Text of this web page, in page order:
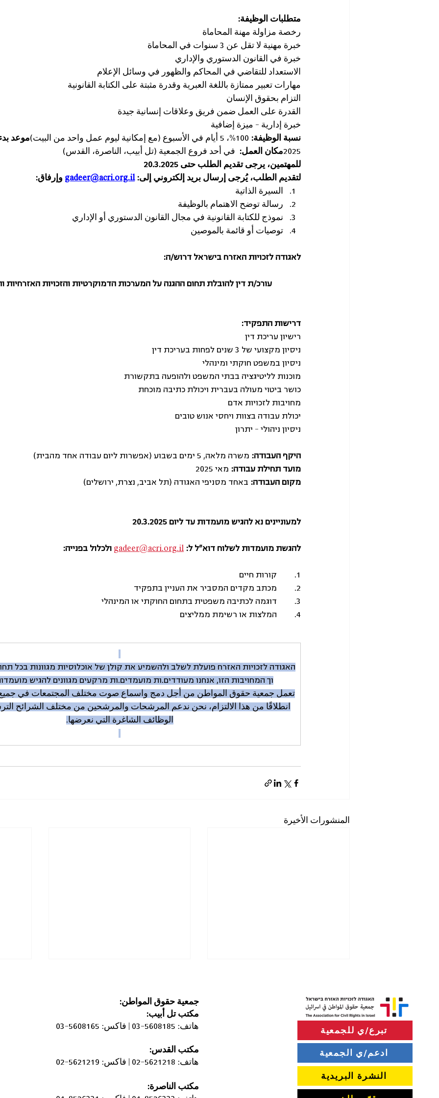
متطلبات الوظيفة:
رخصة مزاولة مهنة المحاماة
خبرة مهنية لا تقل عن 3 سنوات في المحاماة
خبرة في القانون الدستوري والإداري
الاستعداد للتقاضي في المحاكم والظهور في وسائل الإعلام
مهارات تعبير ممتازة باللغة العبرية وقدرة مثبتة على الكتابة القانونية
التزام بحقوق الإنسان
القدرة على العمل ضمن فريق وعلاقات إنسانية جيدة
خبرة إدارية – ميزة إضافية
نسبة الوظيفة: 100%، 5 أيام في الأسبوع (مع إمكانية ليوم عمل واحد من البيت) موعد
2025مكان العمل:
في أحد فروع الجمعية (تل أبيب، الناصرة، القدس)
للمهتمين، يرجى تقديم الطلب حتى 20.3.2025
لتقديم الطلب، يُرجى إرسال بريد إلكتروني إلى: gadeer@acri.org.il وإرفاق:
السيرة الذاتية
رسالة توضح الاهتمام بالوظيفة
نموذج للكتابة القانونية في مجال القانون الدستوري أو الإداري
توصيات أو قائمة بالموصين
לאגודה לזכויות האזרח בישראל דרוש/ה:
עורכ/ת דין להובלת תחום ההגנה על המערכות הדמוקרטיות והזכויות האזרחיות
דרישות התפקיד:
רישיון עריכת דין
ניסיון מקצועי של 3 שנים לפחות בעריכת דין
ניסיון במשפט חוקתי ומינהלי
מוכנות לליטיגציה בבתי המשפט ולהופעה בתקשורת
כושר ביטוי מעולה בעברית ויכולת כתיבה מוכחת
מחויבות לזכויות אדם
יכולת עבודה בצוות ויחסי אנוש טובים
ניסיון ניהולי - יתרון
היקף העבודה: משרה מלאה, 5 ימים בשבוע (אפשרות ליום עבודה אחד מהבית)
מועד תחילת עבודה: מאי 2025
מקום העבודה: באחד מסניפי האגודה (תל אביב, נצרת, ירושלים)
למעוניינים נא להגיש מועמדות עד ליום 20.3.2025
להגשת מועמדות לשלוח דוא"ל ל: gadeer@acri.org.il ולכלול בפנייה:
1.         קורות חיים
2.         מכתב מקדים המסביר את העניין בתפקיד
3.         דוגמה לכתיבה משפטית בתחום החוקתי או המינהלי
4.         המלצות או רשימת ממליצים
האגודה לזכויות האזרח פועלת לשלב ולהשמיע את קולן של אוכלוסיות מגוונות בכל
וך המחויבות הזו, אנחנו מעודדים.ות מועמדים.ות מרקעים מגוונים להגיש
تعمل جمعية حقوق المواطن من أجل دمج واسماع صوت مختلف المجتمعات في جميع
انطلاقًا من هذا الالتزام، نحن ندعم المرشحات والمرشحين من مختلف الشرائح
الوظائف الشاغرة التي نعرضها.
المنشورات الأخيرة
سياسة إطلاق النار قرب "الخط
الأصفر" في قطاع غزة
الحواجز الإسمنتية التي أغلقت
أحياء عربية في مدينة اللد
جمعية حقوق المواطن:
مكتبتل أبيب:
هاتف: 5608185-03 |
فاكس: 5608165-03
مكتب القدس:
هاتف: 5621218-02 |
فاكس: 5621219-02
مكتب الناصرة:
تبرع/ي للجمعية
ادعم/ي الجمعية
النشرة البريدية